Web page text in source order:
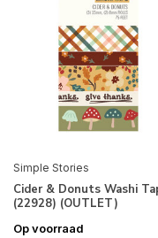
Simple Stories
Cider & Donuts Washi
(22928) (OUTLET)
Op voorraad